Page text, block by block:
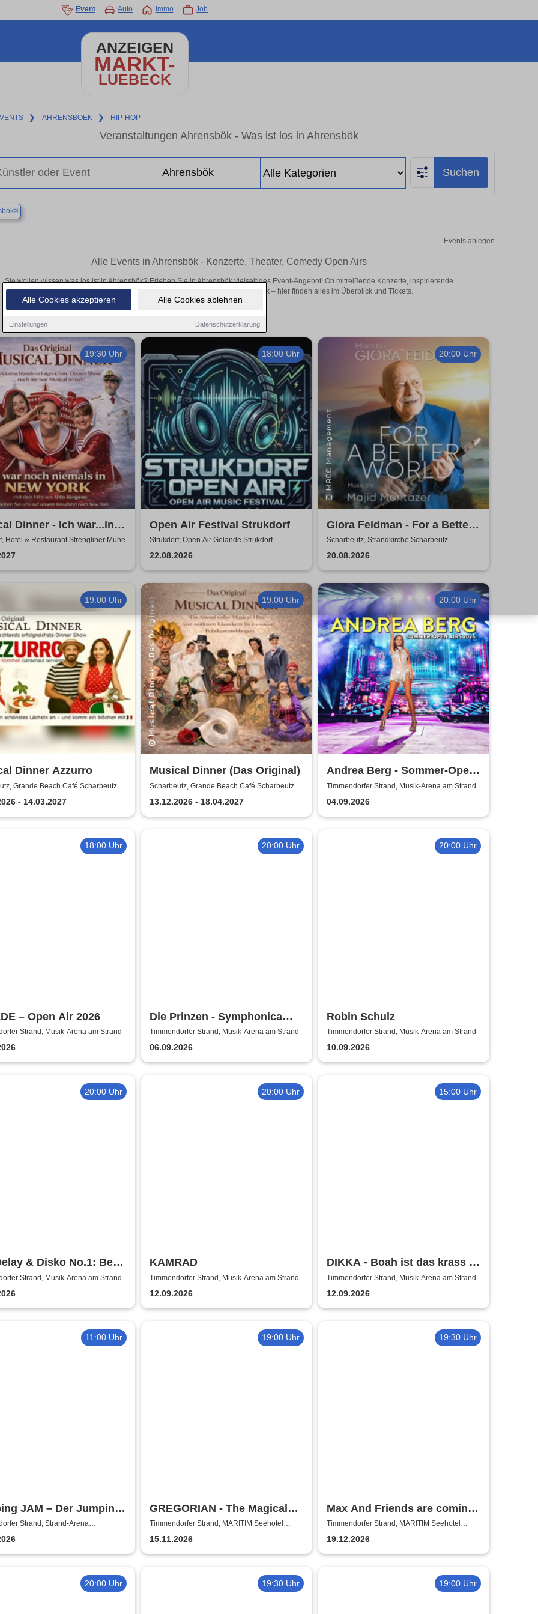
Alle Cookies akzeptieren Alle Cookies ablehnen
Einstellungen Datenschutzerklärung
Event Auto Immo Job
ANZEIGEN
MARKT-
LUEBECK
❯ AHRENSBOEK ❯ HIP-HOP
Veranstaltungen Ahrensbök - Was ist los in Ahrensbök
Suchen
×
Events anlegen
Alle Events in Ahrensbök - Konzerte, Theater, Comedy Open Airs
Sie wollen wissen was los ist in Ahrensbök? Erleben Sie in Ahrensbök vielseitiges Event-Angebot! Ob mitreißende Konzerte, inspirierende
Theateraufführungen oder aufregende Veranstaltungen in Ahrensbök – hier finden alles im Überblick und Tickets.
19:30 Uhr
Dinner - Ich war...in
Hotel & Restaurant Strengliner Mühe
18:00 Uhr
Open Air Festival Strukdorf
Strukdorf, Open Air Gelände Strukdorf
22.08.2026
20:00 Uhr
Giora Feidman - For a Better
World
Scharbeutz, Strandkirche Scharbeutz
20.08.2026
19:00 Uhr
Dinner Azzurro
Grande Beach Café Scharbeutz
- 14.03.2027
19:00 Uhr
Musical Dinner (Das Original)
Scharbeutz, Grande Beach Café Scharbeutz
13.12.2026 - 18.04.2027
20:00 Uhr
Andrea Berg - Sommer-Open
Airs 2026
Timmendorfer Strand, Musik-Arena am Strand
04.09.2026
18:00 Uhr
– Open Air 2026
Strand, Musik-Arena am Strand
20:00 Uhr
Die Prinzen - Symphonica
2026
Timmendorfer Strand, Musik-Arena am Strand
06.09.2026
20:00 Uhr
Robin Schulz
Timmendorfer Strand, Musik-Arena am Strand
10.09.2026
20:00 Uhr
& Disko No.1: Best
2 Years - Die Tour
Strand, Musik-Arena am Strand
20:00 Uhr
KAMRAD
Timmendorfer Strand, Musik-Arena am Strand
12.09.2026
15:00 Uhr
DIKKA - Boah ist das krass -
Tour 2026
Timmendorfer Strand, Musik-Arena am Strand
12.09.2026
11:00 Uhr
JAM – Der Jumping-
Strand, Strand-Arena
19:00 Uhr
GREGORIAN - The Magical
Christmas Tour 2026
Timmendorfer Strand, MARITIM Seehotel
Timmendorfer Strand
15.11.2026
19:30 Uhr
Max And Friends are coming
to Town
Timmendorfer Strand, MARITIM Seehotel
Timmendorfer Strand
19.12.2026
20:00 Uhr 19:30 Uhr 19:00 Uhr